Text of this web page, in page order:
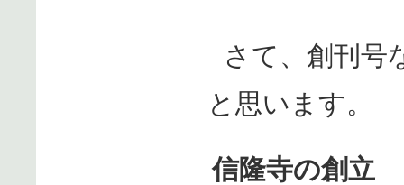
さて、創刊号
と思います。
信隆寺の創立